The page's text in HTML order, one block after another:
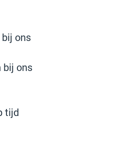
ons
bij ons
tijd